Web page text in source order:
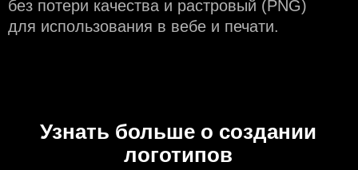
без потери качества и растровый (PNG)
для использования в вебе и печати.
Узнать больше о создании
логотипов